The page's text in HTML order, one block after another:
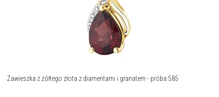
Zawieszka z żółtego złota z diamentami i granatem - próba 585